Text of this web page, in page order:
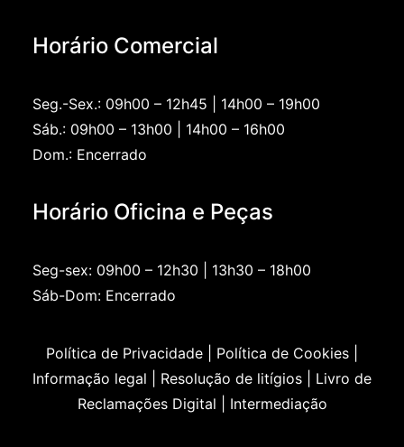
Horário Comercial
Seg.-Sex.: 09h00 – 12h45 | 14h00 – 19h00
Sáb.: 09h00 – 13h00 | 14h00 – 16h00
Dom.: Encerrado
Horário Oficina e Peças
Seg-sex: 09h00 – 12h30 | 13h30 – 18h00
Sáb-Dom: Encerrado
Política de Privacidade
Política de Cookies
Informação legal
Resolução de litígios
Livro de
Reclamações Digital
Intermediação